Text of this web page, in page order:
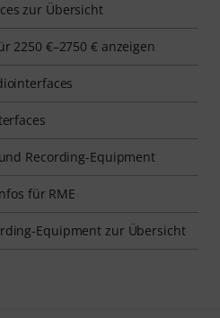
zur Übersicht
2250 €–2750 € anzeigen
Recording-Equipment
für RME
Equipment zur Übersicht